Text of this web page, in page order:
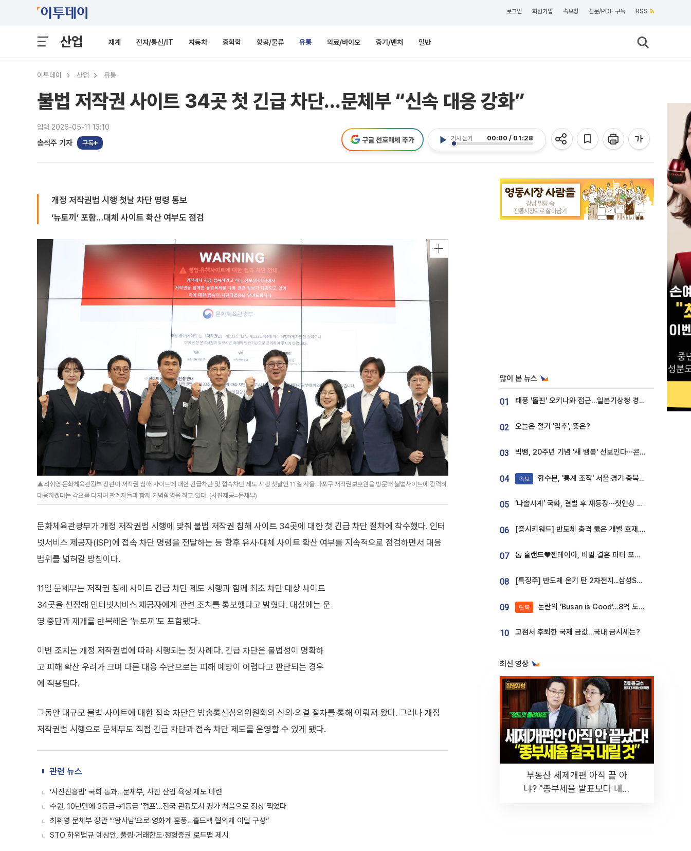
로그인 회원가입 속보창 신문/PDF 구독 RSS
산업 재계 전자/통신/IT 자동차 중화학 항공/물류 유통 의료/바이오 중기/벤처 일반
이투데이 산업 유통
불법 저작권 사이트 34곳 첫 긴급 차단…문체부 “신속 대응 강화”
입력 2026-05-11 13:10
송석주 기자 구독
기사 듣기 00:00 / 01:28
구글 선호매체 추가
개정 저작권법 시행 첫날 차단 명령 통보
‘뉴토끼’ 포함…대체 사이트 확산 여부도 점검
▲최휘영 문화체육관광부 장관이 저작권 침해 사이트에 대한 긴급차단 및 접속차단 제도 시행 첫날인 11일 서울 마포구 저작권보호원을 방문해 불법사이트에 강력히
대응하겠다는 각오를 다지며 관계자들과 함께 기념촬영을 하고 있다. (사진제공=문체부)
문화체육관광부가 개정 저작권법 시행에 맞춰 불법 저작권 침해 사이트 34곳에 대한 첫 긴급 차단 절차에 착수했다. 인터
넷서비스 제공자(ISP)에 접속 차단 명령을 전달하는 등 향후 유사·대체 사이트 확산 여부를 지속적으로 점검하면서 대응
범위를 넓혀갈 방침이다.
11일 문체부는 저작권 침해 사이트 긴급 차단 제도 시행과 함께 최초 차단 대상 사이트
34곳을 선정해 인터넷서비스 제공자에게 관련 조치를 통보했다고 밝혔다. 대상에는 운
영 중단과 재개를 반복해온 ‘뉴토끼’도 포함됐다.
이번 조치는 개정 저작권법에 따라 시행되는 첫 사례다. 긴급 차단은 불법성이 명확하
고 피해 확산 우려가 크며 다른 대응 수단으로는 피해 예방이 어렵다고 판단되는 경우
에 적용된다.
그동안 대규모 불법 사이트에 대한 접속 차단은 방송통신심의위원회의 심의·의결 절차를 통해 이뤄져 왔다. 그러나 개정
저작권법 시행으로 문체부도 직접 긴급 차단과 접속 차단 제도를 운영할 수 있게 됐다.
관련 뉴스
‘사진진흥법’ 국회 통과…문체부, 사진 산업 육성 제도 마련
수원, 10년만에 3등급→1등급 '점프'…전국 관광도시 평가 처음으로 정상 찍었다
최휘영 문체부 장관 “‘왕사남’으로 영화계 훈풍…홀드백 협의체 이달 구성”
STO 하위법규 예상안, 풀링·거래한도·정형증권 로드맵 제시
많이 본 뉴스
01 태풍 '돌핀' 오키나와 접근…일본기상청 경로 업데이트
02 오늘은 절기 '입추', 뜻은?
03 빅뱅, 20주년 기념 '새 뱅봉' 선보인다⋯콘서트 앞두고 팝업 개최
04 속보 합수본, '통계 조작' 서울·경기·충북 선관위 등 추가 압수수색
05 ‘나솔사계’ 국화, 결별 후 재등장⋯첫인상 투표 휩쓸고 ‘인기녀’ 등극
06 [증시키워드] 반도체 충격 뚫은 개별 호재...포스코퓨처엠·에코프로·한화솔루션 '눈길'
07 톰 홀랜드♥젠데이아, 비밀 결혼 파티 포착⋯호텔 대관비만 9억
08 [특징주] 반도체 온기 탄 2차전지...삼성SDI, 장 초반 7% 넘게 껑충
09 단독 논란의 'Busan is Good'…8억 도시브랜드, 용산 대통령실 CI 업체가 수행
10 고점서 후퇴한 국제 금값…국내 금시세는?
최신 영상
부동산 세제개편 아직 끝 아
냐? "종부세율 발표보다 내릴